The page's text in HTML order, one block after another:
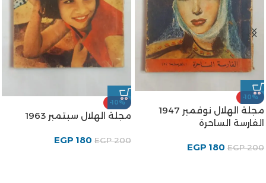
-10%
مجلة الهلال نوفمبر 1947
الفارسة الساحرة
EGP200
EGP 180
-10%
مجلة الهلال سبتمبر 1963
EGP200
EGP 180